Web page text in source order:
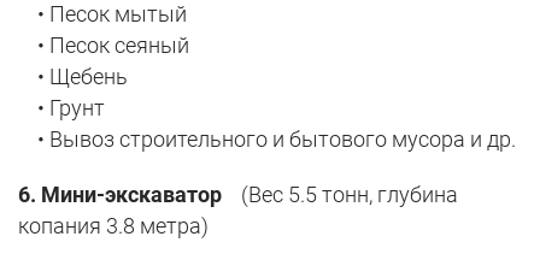
• Песок мытый
• Песок сеяный
• Щебень
• Грунт
• Вывоз строительного и бытового мусора и др.
6. Мини-экскаватор (Вес 5.5 тонн, глубина
копания 3.8 метра)